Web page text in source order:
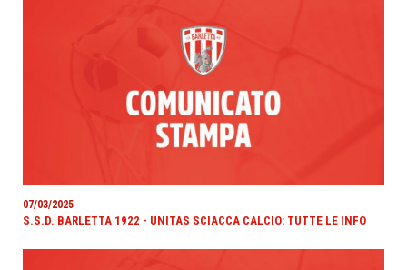
07/03/2025
S.S.D. BARLETTA 1922 - UNITAS SCIACCA CALCIO: TUTTE LE INFO